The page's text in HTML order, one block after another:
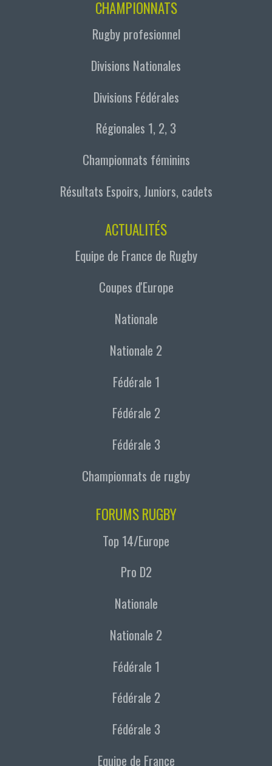
CHAMPIONNATS
Rugby profesionnel
Divisions Nationales
Divisions Fédérales
Régionales 1, 2, 3
Championnats féminins
Résultats Espoirs, Juniors, cadets
ACTUALITÉS
Equipe de France de Rugby
Coupes d'Europe
Nationale
Nationale 2
Fédérale 1
Fédérale 2
Fédérale 3
Championnats de rugby
FORUMS RUGBY
Top 14/Europe
Pro D2
Nationale
Nationale 2
Fédérale 1
Fédérale 2
Fédérale 3
Equipe de France